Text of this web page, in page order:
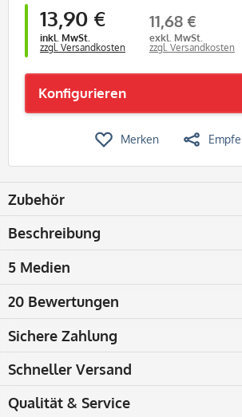
13,90 €
inkl. MwSt.
zzgl. Versandkosten
11,68 €
exkl. MwSt.
zzgl. Versandkosten
Konfigurieren
Merken
Zubehör
Beschreibung
5 Medien
20 Bewertungen
Sichere Zahlung
Schneller Versand
Qualität & Service